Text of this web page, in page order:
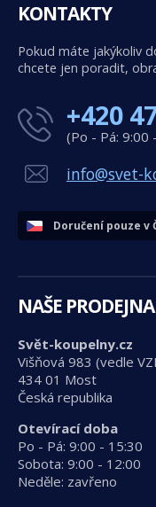
KONTAKTY
Pokud máte jakýkoliv
chcete jen poradit,
+420
(Po - Pá: 9:00
info@svet-
Doručení pouze v
NAŠE PRODEJNA
Svět-koupelny.cz
Višňová 983 (vedle
434 01 Most
Česká republika
Otevírací doba
Po - Pá: 9:00 - 15:30
Sobota: 9:00 - 12:00
Neděle: zavřeno